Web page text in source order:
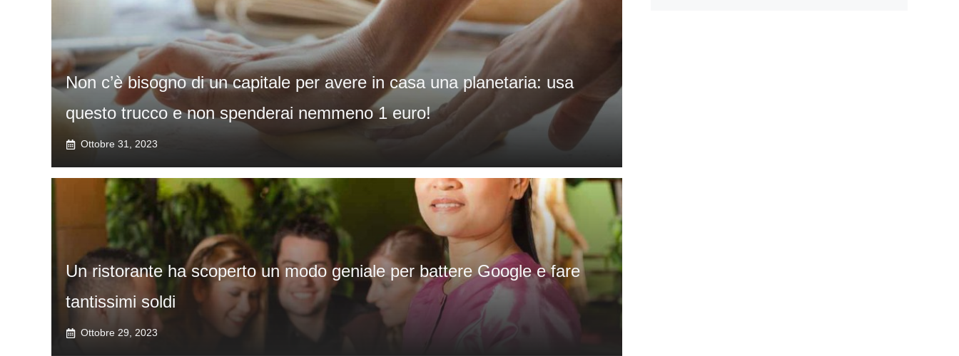
Non c’è bisogno di un capitale per avere in casa una planetaria: usa
questo trucco e non spenderai nemmeno 1 euro!
Ottobre 31, 2023
Un ristorante ha scoperto un modo geniale per battere Google e fare
tantissimi soldi
Ottobre 29, 2023